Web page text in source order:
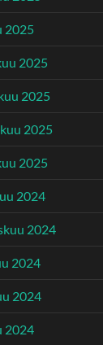
2025
2025
2025
2025
2025
2024
2024
2024
2024
2024